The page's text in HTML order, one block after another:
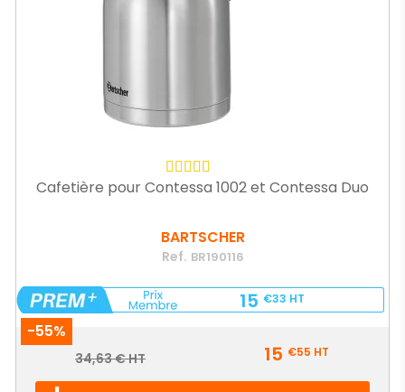
Cafetière pour Contessa 1002 et Contessa Duo
BARTSCHER
Ref. BR190116
15 €33 HT
-55%
Prix
Prix
34,63 € HT 15 €55 HT